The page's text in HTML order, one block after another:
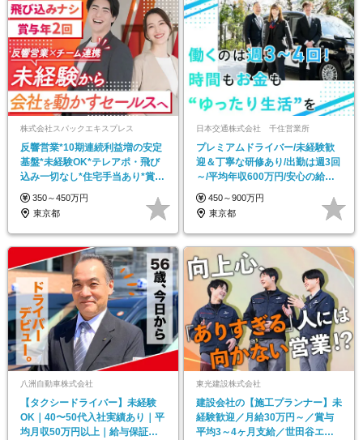
株式会社スパックエキスプレス
反響営業*10期連続利益増の安定
基盤*未経験OK*テレアポ・飛び
込み一切なし*住宅手当あり*賞与
年2回
350～450万円
東京都
日本交通株式会社 千住営業所
プレミアムドライバー/未経験歓
迎＆丁寧な研修あり/出勤は週3回
～/平均年収600万円/安心の給与
保証あり
450～900万円
東京都
八洲自動車株式会社
【タクシードライバー】未経験
OK｜40〜50代入社実績あり｜平
均月収50万円以上｜給与保証｜
東光建設株式会社
建設会社の【施工プランナー】未
経験歓迎／月給30万円～／賞与
平均3～4ヶ月支給／世田谷エリ